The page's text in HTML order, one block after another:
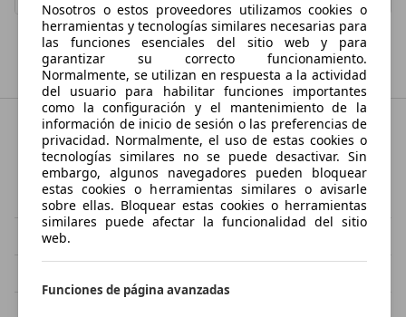
Mostrar más
Ciudades cercanas a Albatera
Cox
Callosa de Segura
Catral
Nosotros o estos proveedores utilizamos cookies o
herramientas y tecnologías similares necesarias para
las funciones esenciales del sitio web y para
garantizar su correcto funcionamiento.
Normalmente, se utilizan en respuesta a la actividad
del usuario para habilitar funciones importantes
como la configuración y el mantenimiento de la
información de inicio de sesión o las preferencias de
privacidad. Normalmente, el uso de estas cookies o
tecnologías similares no se puede desactivar. Sin
embargo, algunos navegadores pueden bloquear
estas cookies o herramientas similares o avisarle
sobre ellas. Bloquear estas cookies o herramientas
similares puede afectar la funcionalidad del sitio
web.
Funciones de página avanzadas